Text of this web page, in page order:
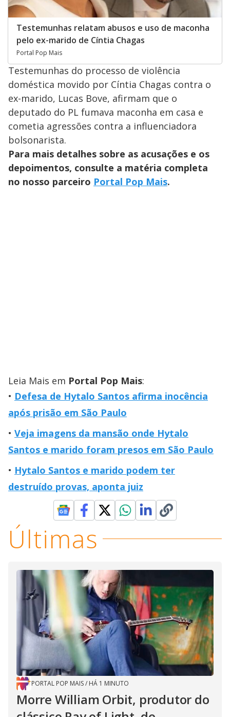
Testemunhas relatam abusos e uso de maconha
pelo ex-marido de Cíntia Chagas
Portal Pop Mais
Testemunhas do processo de violência
doméstica movido por Cíntia Chagas contra o
ex-marido, Lucas Bove, afirmam que o
deputado do PL fumava maconha em casa e
cometia agressões contra a influenciadora
bolsonarista.
Para mais detalhes sobre as acusações e os
depoimentos, consulte a matéria completa
no nosso parceiro Portal Pop Mais.
Leia Mais em Portal Pop Mais:
Defesa de Hytalo Santos afirma inocência
após prisão em São Paulo
Veja imagens da mansão onde Hytalo
Santos e marido foram presos em São Paulo
Hytalo Santos e marido podem ter
destruído provas, aponta juiz
Últimas
PORTAL POP MAIS/ HÁ 1 MINUTO
Morre William Orbit, produtor do